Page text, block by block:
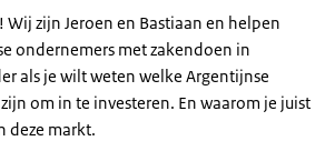
zijn Jeroen en Bastiaan en helpen
ondernemers met zakendoen in
als je wilt weten welke Argentijnse
om in te investeren. En waarom je juist
deze markt.